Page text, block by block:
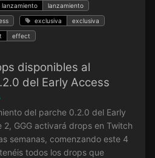
lanzamiento lanzamiento
exclusiva exclusiva
effect
disponibles al
del Early Access
del parche 0.2.0 del Early
2, GGG activará drops en Twitch
semanas, comenzando este 4
todos los drops que